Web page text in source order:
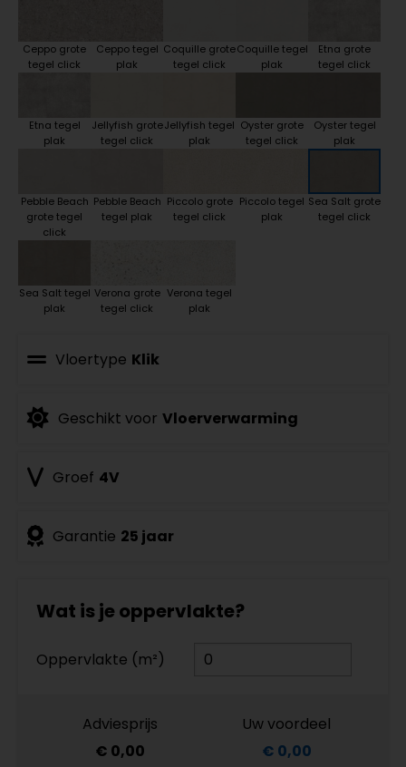
Ceppo grote
tegel click
Ceppo tegel
plak
Coquille grote
tegel click
Coquille tegel
plak
Etna grote
tegel click
Etna tegel
plak
Jellyfish grote
tegel click
Jellyfish tegel
plak
Oyster grote
tegel click
Oyster tegel
plak
Pebble Beach
grote tegel
click
Pebble Beach
tegel plak
Piccolo grote
tegel click
Piccolo tegel
plak
Sea Salt grote
tegel click
Sea Salt tegel
plak
Verona grote
tegel click
Verona tegel
plak
Vloertype Klik
Geschikt voor Vloerverwarming
Groef 4V
Garantie 25 jaar
Wat is je oppervlakte?
Oppervlakte (m²)
Adviesprijs
€ 0,00
Uw voordeel
€ 0,00